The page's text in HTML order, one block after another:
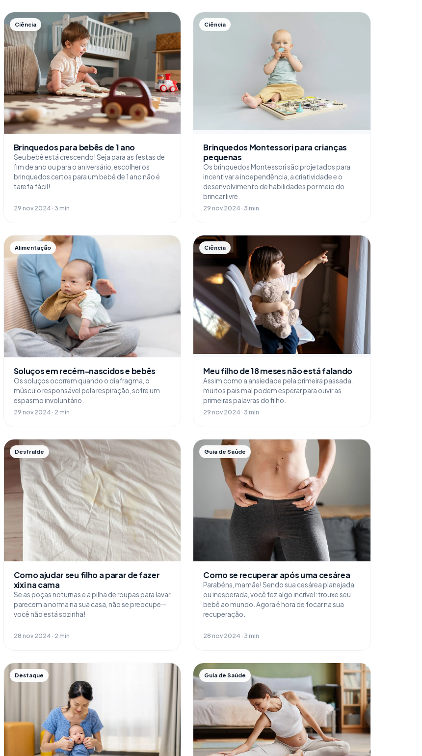
Ciência
Brinquedos para bebês de 1 ano
Seu bebê está crescendo! Seja para as festas de
fim de ano ou para o aniversário, escolher os
brinquedos certos para um bebê de 1 ano não é
tarefa fácil!
29 nov 2024 · 3 min
Ciência
Brinquedos Montessori para crianças
pequenas
Os brinquedos Montessori são projetados para
incentivar a independência, a criatividade e o
desenvolvimento de habilidades por meio do
brincar livre.
29 nov 2024 · 3 min
Alimentação
Soluços em recém-nascidos e bebês
Os soluços ocorrem quando o diafragma, o
músculo responsável pela respiração, sofre um
espasmo involuntário.
29 nov 2024 · 2 min
Ciência
Meu filho de 18 meses não está falando
Assim como a ansiedade pela primeira passada,
muitos pais mal podem esperar para ouvir as
primeiras palavras do filho.
29 nov 2024 · 3 min
Desfralde
Como ajudar seu filho a parar de fazer
xixi na cama
Se as poças noturnas e a pilha de roupas para lavar
parecem a norma na sua casa, não se preocupe—
você não está sozinha!
28 nov 2024 · 2 min
Guia de Saúde
Como se recuperar após uma cesárea
Parabéns, mamãe! Sendo sua cesárea planejada
ou inesperada, você fez algo incrível: trouxe seu
bebê ao mundo. Agora é hora de focar na sua
recuperação.
28 nov 2024 · 3 min
Destaque Guia de Saúde